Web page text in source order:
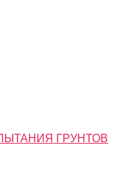
ГРУНТОВ